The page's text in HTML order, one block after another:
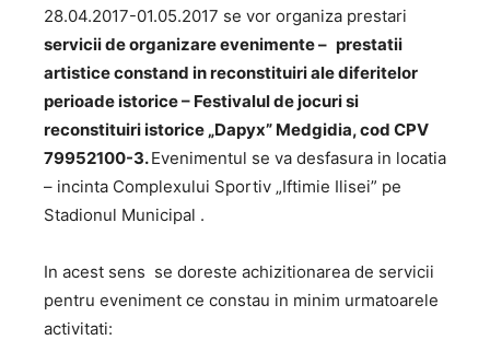
28.04.2017-01.05.2017 se vor organiza prestari
servicii de organizare evenimente – prestatii
artistice constand in reconstituiri ale diferitelor
perioade istorice – Festivalul de jocuri si
reconstituiri istorice „Dapyx” Medgidia, cod CPV
79952100-3.Evenimentul se va desfasura in locatia
– incinta Complexului Sportiv „Iftimie Ilisei” pe
Stadionul Municipal .
In acest sens se doreste achizitionarea de servicii
pentru eveniment ce constau in minim urmatoarele
activitati: